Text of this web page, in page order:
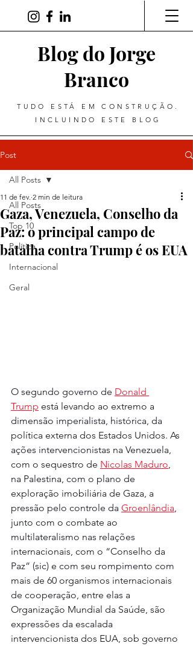
Blog do Jorge
Branco
TUDO ESTÁ EM CONSTRUÇÃO.
INCLUINDO ESTE BLOG
Post
All Posts
Top 10
Política
Internacional
Geral
All Posts
Gaza, Venezuela, Conselho da
Paz: o principal campo de
batalha contra Trump é os EUA
11 de fev. 2 min de leitura
O segundo governo de Donald
Trump está levando ao extremo a
dimensão imperialista, histórica, da
política externa dos Estados Unidos. As
ações intervencionistas na Venezuela,
com o sequestro de Nicolas Maduro
na Palestina, com o plano de
exploração imobiliária de Gaza, a
pressão pelo controle da Groenlândia
junto com o combate ao
multilateralismo nas relações
internacionais, com o “Conselho da
Paz” (sic) e com seu rompimento com
mais de 60 organismos internacionais
de cooperação, entre elas a
Organização Mundial da Saúde, são
expressões da escalada
intervencionista dos EUA, sob governo